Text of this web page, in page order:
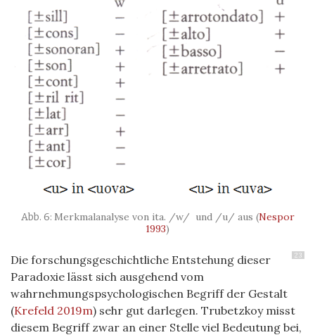
Merkmalanalyse von ita. /w/ und /u/ aus (Nespor
1993)
23
Die forschungsgeschichtliche Entstehung dieser
Paradoxie lässt sich ausgehend vom
wahrnehmungspsychologischen Begriff der Gestalt
(Krefeld 2019m) sehr gut darlegen. Trubetzkoy misst
diesem Begriff zwar an einer Stelle viel Bedeutung bei,